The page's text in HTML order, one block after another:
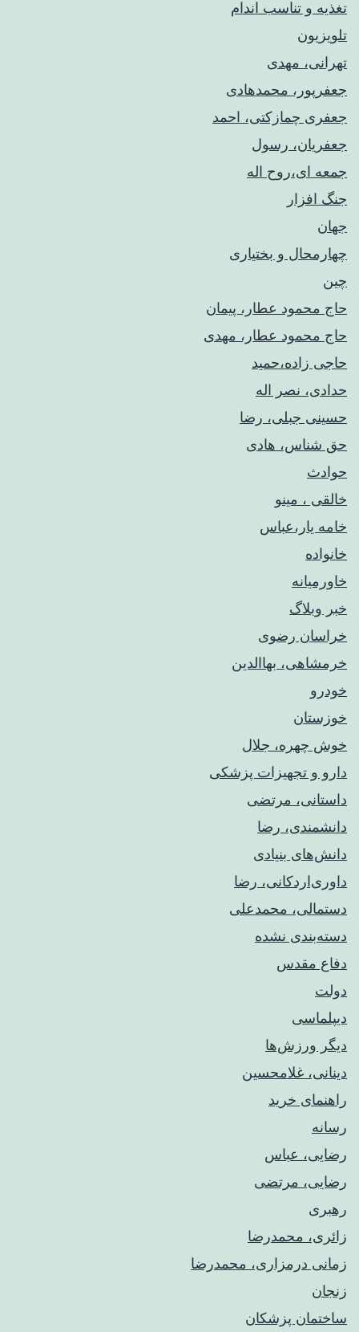
تغذیه و تناسب اندام
تلویزیون
تهرانی، مهدی
جعفرپور، محمدهادی
جعفری چمازکتی، احمد
جعفریان، رسول
جمعه ای،روح اله
جنگ افزار
جهان
چهارمحال و بختیاری
چین
حاج محمود عطار، پیمان
حاج محمود عطار، مهدی
حاجی زاده،حمید
حدادی، نصر اله
حسینی جبلی، رضا
حق شناس، هادی
حوادث
خالقی ، مینو
خامه یار،عباس
خانواده
خاورمیانه
خبر وبلاگ
خراسان رضوی
خرمشاهی، بهاالدین
خودرو
خوزستان
خوش چهره، جلال
دارو و تجهیزات پزشکی
داستانی، مرتضی
دانشمندی، رضا
دانش‌های بنیادی
داوری‌اردکانی، رضا
دستمالی، محمدعلی
دسته‌بندی نشده
دفاع مقدس
دولت
دیپلماسی
دیگر ورزش‌ها
دینانی، غلامحسین
راهنمای خريد
رسانه
رضایی، عباس
رضایی، مرتضی
رهبری
زائری، محمدرضا
زمانی درمزاری، محمدرضا
زنجان
ساختمان پزشکان